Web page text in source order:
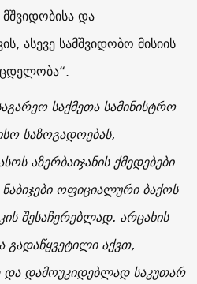
და
ასევე სამშვიდობო მისიის
საქმეთა სამინისტრო
საზოგადოებას,
აზერბაიჯანის ქმედებები
ოფიციალური ბაქოს
შესაჩერებლად. არცახის
გადაწყვეტილი აქვთ,
დამოუკიდებლად საკუთარ